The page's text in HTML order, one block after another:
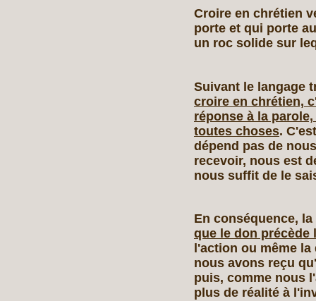
Croire en chrétien
porte et qui porte
un roc solide sur
Suivant le langage
croire en chrétien,
réponse à la
toutes choses.
dépend pas de
recevoir, nous est
nous suffit de le
En conséquence,
que le don précède
l'action ou même
nous avons reçu
puis, comme nous
plus de réalité à